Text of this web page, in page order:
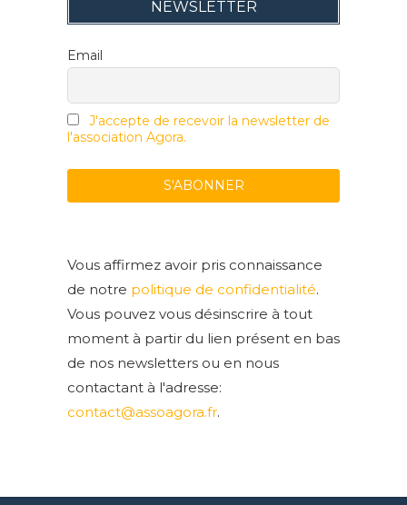
NEWSLETTER
Email
J'accepte de recevoir la newsletter de
l'association Agora.
Vous affirmez avoir pris connaissance
de notre politique de confidentialité.
Vous pouvez vous désinscrire à tout
moment à partir du lien présent en bas
de nos newsletters ou en nous
contactant à l'adresse:
contact@assoagora.fr.